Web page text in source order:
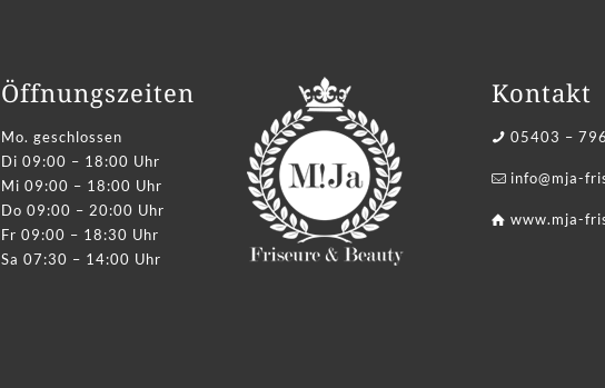
Öffnungszeiten
Mo. geschlossen
Di 09:00 – 18:00 Uhr
Mi 09:00 – 18:00 Uhr
Do 09:00 – 20:00 Uhr
Fr 09:00 – 18:30 Uhr
Sa 07:30 – 14:00 Uhr
Kontakt
05403 –
info@mja-
www.mja-